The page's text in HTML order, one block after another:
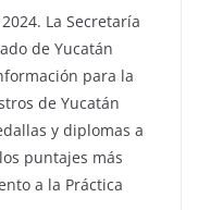
La Secretaría
de Yucatán
para la
de Yucatán
y diplomas a
puntajes más
a la Práctica